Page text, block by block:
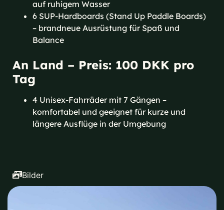
auf ruhigem Wasser
6 SUP-Hardboards (Stand Up Paddle Boards)
– brandneue Ausrüstung für Spaß und
Balance
An Land – Preis: 100 DKK pro
Tag
4 Unisex-Fahrräder mit 7 Gängen –
komfortabel und geeignet für kurze und
längere Ausflüge in der Umgebung
Bilder